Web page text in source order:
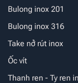
Bulong inox 201
Bulong inox 316
Take nở rút inox
Ốc vít
Thanh ren - Ty ren